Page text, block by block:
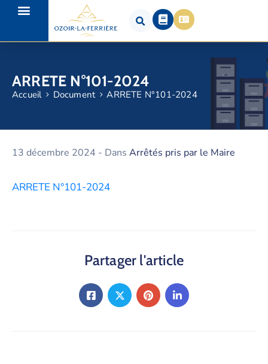
ARRETE N°101-2024
Accueil Document ARRETE N°101-2024
13 décembre 2024 - Dans Arrêtés pris par le Maire
ARRETE N°101-2024
Partager l'article